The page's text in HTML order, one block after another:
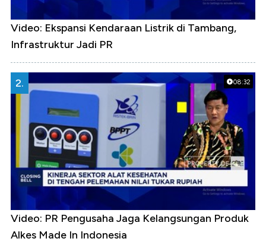
Video: Ekspansi Kendaraan Listrik di Tambang,
Infrastruktur Jadi PR
08:32
2.
Video: PR Pengusaha Jaga Kelangsungan Produk
Alkes Made In Indonesia